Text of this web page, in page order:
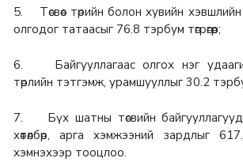
5. Төсвөөс төрийн болон хувийн
олгодог татаасыг 76.8 тэрбум төгрөгөөр;
6. Байгууллагаас олгох нэг
төрлийн тэтгэмж, урамшууллыг 30.2 тэрбум
7. Бүх шатны төсвийн
хөтөлбөр, арга хэмжээний зардлыг 617.3
хэмнэхээр тооцлоо.